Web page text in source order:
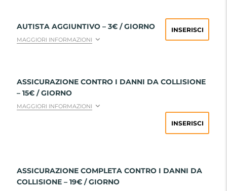
AUTISTA AGGIUNTIVO – 3€ / GIORNO
MAGGIORI INFORMAZIONI
INSERISCI
ASSICURAZIONE CONTRO I DANNI DA COLLISIONE
– 15€ / GIORNO
MAGGIORI INFORMAZIONI
INSERISCI
ASSICURAZIONE COMPLETA CONTRO I DANNI DA
COLLISIONE – 19€ / GIORNO